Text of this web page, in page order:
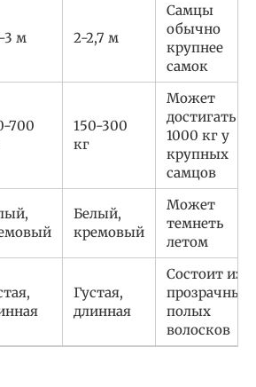
3 м 2-2,7 м
Самцы
обычно
крупнее
самок
700
150-300
кг
Может
достигать
1000 кг у
крупных
самцов
Белый,
кремовый
Может
темнеть
летом
Густая,
длинная
Состоит из
прозрачных
полых
волосков